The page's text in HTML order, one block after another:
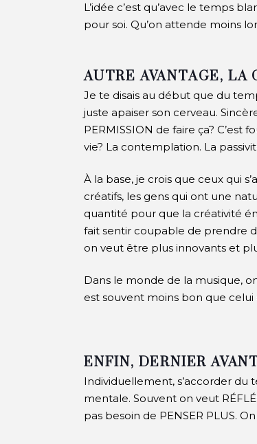
L’idée c’est qu’avec le temps
pour soi. Qu’on attende moins
AUTRE AVANTAGE, LA
Je te disais au début que du
juste apaiser son cerveau.
PERMISSION de faire ça? C’est
vie? La contemplation. La
À la base, je crois que ceux qui
créatifs, les gens qui ont une
quantité pour que la créativité
fait sentir coupable de prendre
on veut être plus innovants et
Dans le monde de la musique,
est souvent moins bon que celui
ENFIN, DERNIER
Individuellement, s’accorder du
mentale. Souvent on veut
pas besoin de PENSER PLUS.